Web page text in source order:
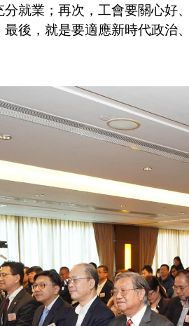
就業；再次，工會要關心好
後，就是要適應新時代政治